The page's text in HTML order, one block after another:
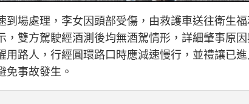
到場處理，李女因頭部受傷，由救護車送往衛生
，雙方駕駛經酒測後均無酒駕情形，詳細肇事原
用路人，行經圓環路口時應減速慢行，並禮讓已
免事故發生。